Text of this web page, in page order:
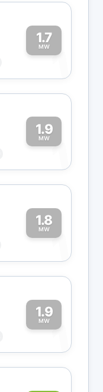
1.7
MW1
1.9
MW1
1.8
MW1
1.9
MW1